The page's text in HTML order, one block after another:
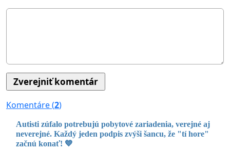
Komentáre (2)
Autisti zúfalo potrebujú pobytové zariadenia, verejné aj
neverejné. Každý jeden podpis zvýši šancu, že "tí hore"
začnú konať! 💙